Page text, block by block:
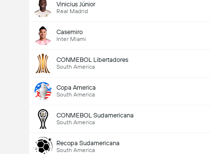
Vinicius Júnior
Real Madrid
Casemiro
Inter Miami
CONMEBOL Libertadores
South America
Copa America
South America
CONMEBOL Sudamericana
South America
Recopa Sudamericana
South America